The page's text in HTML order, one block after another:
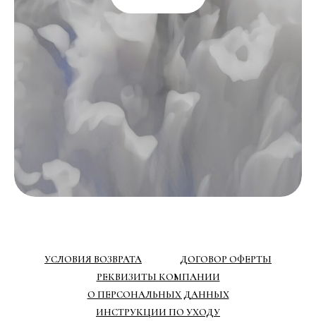
УСЛОВИЯ ВОЗВРАТА
ДОГОВОР ОФЕРТЫ
РЕКВИЗИТЫ КОМПАНИИ
О ПЕРСОНАЛЬНЫХ ДАННЫХ
ИНСТРУКЦИИ ПО УХОДУ